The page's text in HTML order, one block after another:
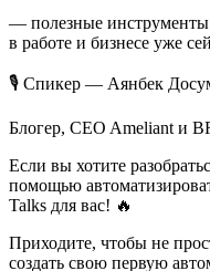
— полезные
в работе и бизнесе уже
🎙 Спикер — Аянбек
Блогер, CEO Ameliant и
Если вы хотите
помощью
Talks для вас! 🔥
Приходите, чтобы не
создать свою первую